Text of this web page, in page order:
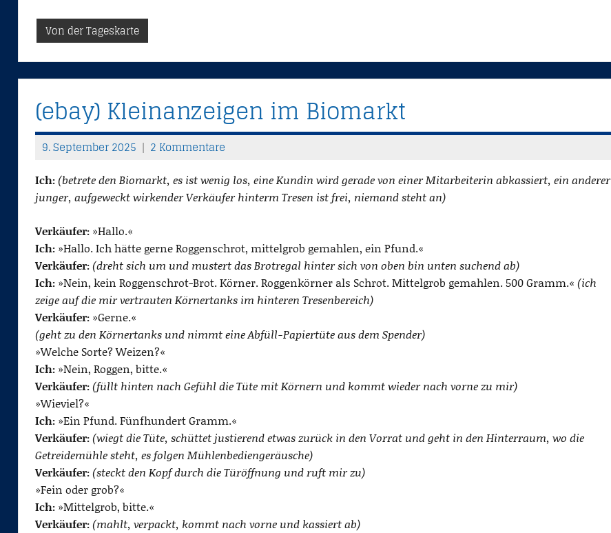
Von der Tageskarte
(ebay) Kleinanzeigen im Biomarkt
9. September 2025
T
h
o
a
s
2 Kommentare
Ich: (betrete den Biomarkt, es ist wenig los, eine Kundin wird gerade von einer Mitarbeiterin abkassiert, ein anderer
junger, aufgeweckt wirkender Verkäufer hinterm Tresen ist frei, niemand steht an)
Verkäufer: »Hallo.«
Ich: »Hallo. Ich hätte gerne Roggenschrot, mittelgrob gemahlen, ein Pfund.«
Verkäufer: (dreht sich um und mustert das Brotregal hinter sich von oben bin unten suchend ab)
Ich: »Nein, kein Roggenschrot-Brot. Körner. Roggenkörner als Schrot. Mittelgrob gemahlen. 500 Gramm.« (ich
zeige auf die mir vertrauten Körnertanks im hinteren Tresenbereich)
Verkäufer: »Gerne.«
(geht zu den Körnertanks und nimmt eine Abfüll-Papiertüte aus dem Spender)
»Welche Sorte? Weizen?«
Ich: »Nein, Roggen, bitte.«
Verkäufer: (füllt hinten nach Gefühl die Tüte mit Körnern und kommt wieder nach vorne zu mir)
»Wieviel?«
Ich: »Ein Pfund. Fünfhundert Gramm.«
Verkäufer: (wiegt die Tüte, schüttet justierend etwas zurück in den Vorrat und geht in den Hinterraum, wo die
Getreidemühle steht, es folgen Mühlenbediengeräusche)
Verkäufer: (steckt den Kopf durch die Türöffnung und ruft mir zu)
»Fein oder grob?«
Ich: »Mittelgrob, bitte.«
Verkäufer: (mahlt, verpackt, kommt nach vorne und kassiert ab)